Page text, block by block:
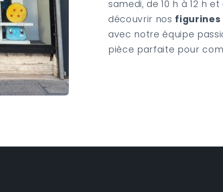
samedi, de 10 h à 12 h et
découvrir nos figurines
avec notre équipe
pièce parfaite pour